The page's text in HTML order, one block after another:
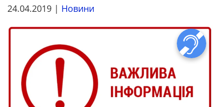
24.04.2019 | Новини